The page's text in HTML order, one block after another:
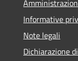
Informative
Note legali
Dichiarazione